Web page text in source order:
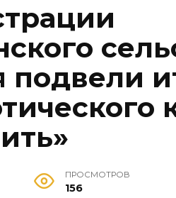
подвели
ПРОСМОТРОВ
156